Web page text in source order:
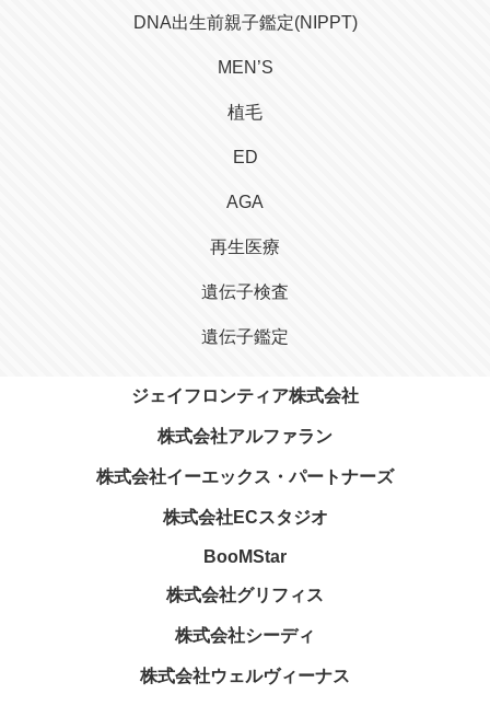
DNA出生前親子鑑定(NIPPT)
MEN’S
植毛
ED
AGA
再生医療
遺伝子検査
遺伝子鑑定
ジェイフロンティア株式会社
株式会社アルファラン
株式会社イーエックス・パートナーズ
株式会社ECスタジオ
BooMStar
株式会社グリフィス
株式会社シーディ
株式会社ウェルヴィーナス